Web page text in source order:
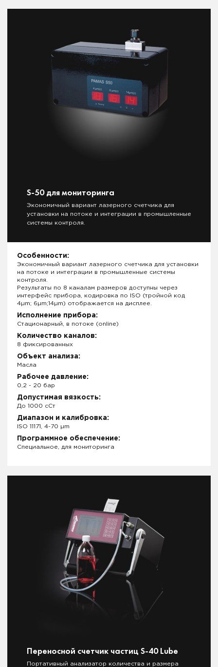
S-50 для мониторинга
Экономичный вариант лазерного счетчика для
установки на потоке и интеграции в промышленные
системы контроля.
Особенности:
Экономичный вариант лазерного счетчика для установки
на потоке и интеграции в промышленные системы
контроля.
Результаты по 8 каналам размеров доступны через
интерфейс прибора, кодировка по ISO (тройной код
4µm; 6µm;14µm) отображается на дисплее.
Исполнение прибора:
Стационарный, в потоке (online)
Количество каналов:
8 фиксированных
Объект анализа:
Масла
Рабочее давление:
0,2 - 20 бар
Допустимая вязкость:
До 1000 сСт
Диапазон и калибровка:
ISO 11171, 4-70 µm
Программное обеспечение:
Специальное, для мониторинга
Переносной счетчик частиц S-40 Lube
Портативный анализатор количества и размера